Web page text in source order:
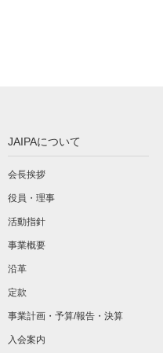
JAIPAについて
会長挨拶
役員・理事
活動指針
事業概要
沿革
定款
事業計画・予算/報告・決算
入会案内